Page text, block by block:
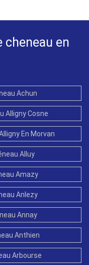
cheneau en
Achun
Alligny Cosne
En Morvan
Alluy
Amazy
Anlezy
Annay
Anthien
Arbourse